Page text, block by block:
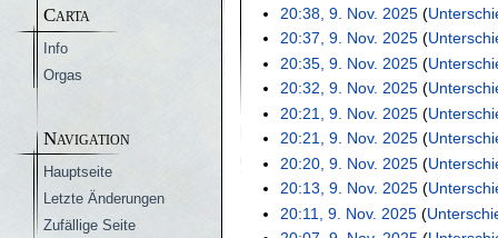
N
K
e
i
n
e
a
r
b
20:38, 9. Nov. 2025
K
e
i
n
e
a
r
20:37, 9. Nov. 2025
K
e
i
n
e
a
20:35, 9. Nov. 2025
K
e
i
n
e
20:32, 9. Nov. 2025
K
e
i
n
e
20:21, 9. Nov. 2025
K
e
i
n
e
20:21, 9. Nov. 2025
K
e
i
n
20:20, 9. Nov. 2025
K
e
i
20:13, 9. Nov. 2025
K
e
20:11, 9. Nov. 2025
Carta
Info
Orgas
Navigation
Hauptseite
Letzte Änderungen
Zufällige Seite